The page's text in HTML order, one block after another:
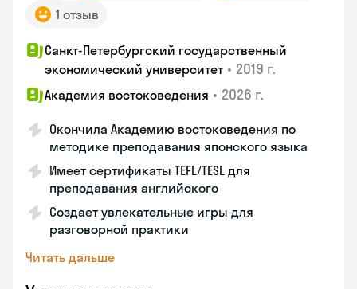
1 отзыв
Санкт-Петербургский государственный
экономический университет • 2019 г.
Академия востоковедения • 2026 г.
Окончила Академию востоковедения по
методике преподавания японского языка
Имеет сертификаты TEFL/TESL для
преподавания английского
Создает увлекательные игры для
разговорной практики
Читать дальше